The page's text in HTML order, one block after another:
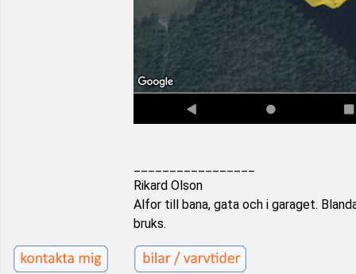
Rikard Olson
Alfor till bana, gata och i garaget.
bruks.